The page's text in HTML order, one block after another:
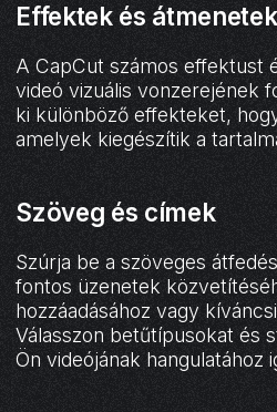
Effektek és
A CapCut számos effektust
videó vizuális vonzerejének
ki különböző effekteket,
amelyek kiegészítik a
Szöveg és címek
Szúrja be a szöveges
fontos üzenetek
hozzáadásához vagy
Válasszon betűtípusokat és
Ön videójának hangulatához